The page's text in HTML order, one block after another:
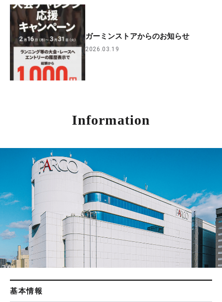
ガーミンストアからのお知らせ
2026.03.19
Information
基本情報